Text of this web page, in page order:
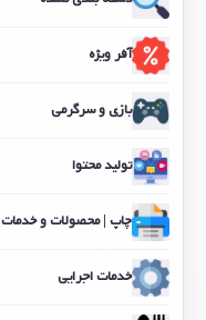
آفر ویژه
بازی و سرگرمی
تولید محتوا
چاپ | محصولات و خدمات
خدمات اجرایی